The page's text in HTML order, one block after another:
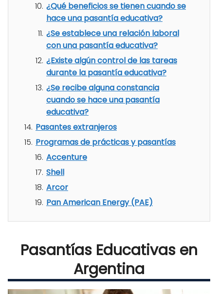
¿Qué beneficios se tienen cuando se
hace una pasantía educativa?
¿Se establece una relación laboral
con una pasantía educativa?
¿Existe algún control de las tareas
durante la pasantía educativa?
¿Se recibe alguna constancia
cuando se hace una pasantía
educativa?
Pasantes extranjeros
Programas de prácticas y pasantías
Accenture
Shell
Arcor
Pan American Energy (PAE)
Pasantías Educativas en
Argentina